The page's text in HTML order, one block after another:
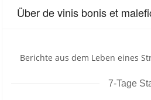
Über de vinis bonis et
Berichte aus dem Leben eines
7-Tage